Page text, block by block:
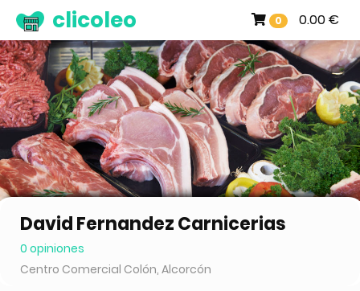
0 0.00 €
clicoleo
David Fernandez Carnicerias
0 opiniones
Centro Comercial Colón, Alcorcón